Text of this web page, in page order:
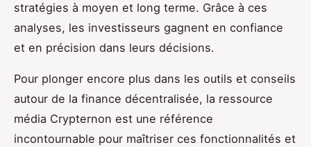
stratégies à moyen et long terme. Grâce à ces
analyses, les investisseurs gagnent en confiance
et en précision dans leurs décisions.
Pour plonger encore plus dans les outils et conseils
autour de la finance décentralisée, la ressource
média Crypternon est une référence
incontournable pour maîtriser ces fonctionnalités et